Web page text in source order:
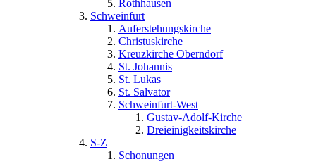
Rothhausen
Schweinfurt
Auferstehungskirche
Christuskirche
Kreuzkirche Oberndorf
St. Johannis
St. Lukas
St. Salvator
Schweinfurt-West
Gustav-Adolf-Kirche
Dreieinigkeitskirche
S-Z
Schonungen